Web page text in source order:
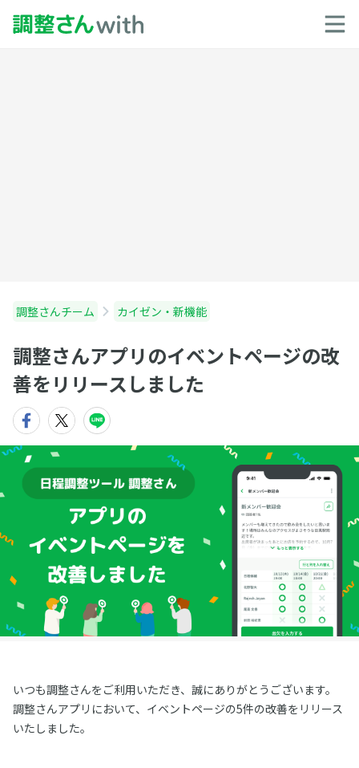
調整さんチーム カイゼン・新機能
調整さんアプリのイベントページの改
善をリリースしました
いつも調整さんをご利用いただき、誠にありがとうございます。
調整さんアプリにおいて、イベントページの5件の改善をリリース
いたしました。